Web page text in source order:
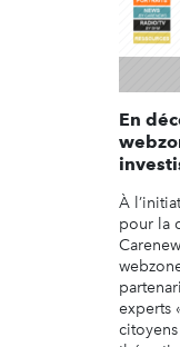
En
À
pour la
experts